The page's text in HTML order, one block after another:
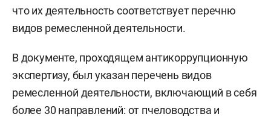
что их деятельность соответствует перечню
видов ремесленной деятельности.
В документе, проходящем антикоррупционную
экспертизу, был указан перечень видов
ремесленной деятельности, включающий в себя
более 30 направлений: от пчеловодства и